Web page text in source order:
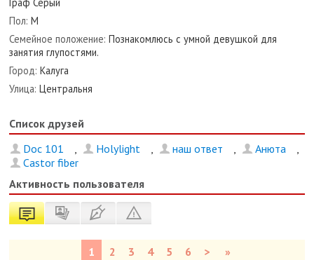
Пол: М
Семейное положение: Познакомлюсь с умной девушкой для
занятия глупостями.
Город: Калуга
Улица: Центральня
Список друзей
Doc 101
, Holylight , наш ответ , Анюта
,
Castor fiber
Активность пользователя
1 2 3 4 5 6 > »